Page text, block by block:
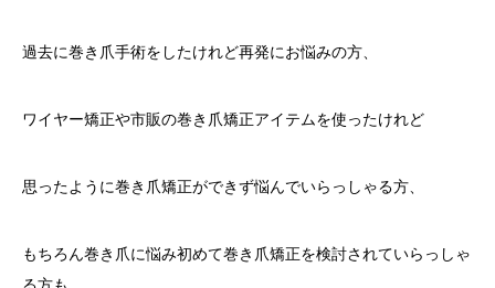
過去に巻き爪手術をしたけれど再発にお悩みの方、
ワイヤー矯正や市販の巻き爪矯正アイテムを使ったけれど
思ったように巻き爪矯正ができず悩んでいらっしゃる方、
もちろん巻き爪に悩み初めて巻き爪矯正を検討されていらっしゃ